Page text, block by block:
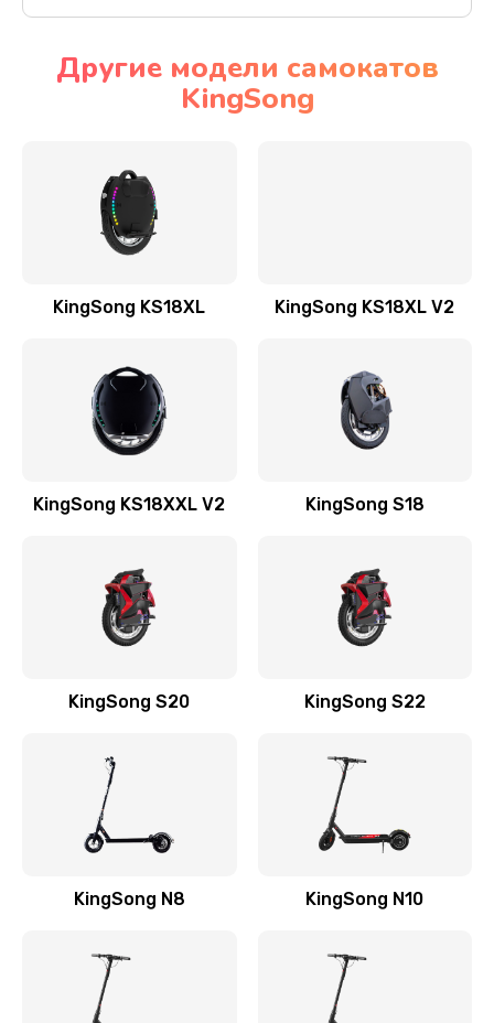
Другие модели самокатов
KingSong
KingSong KS18XL KingSong KS18XL V2
KingSong KS18XXL V2 KingSong S18
KingSong S20 KingSong S22
KingSong N8 KingSong N10